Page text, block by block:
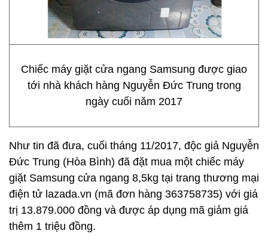
Chiếc máy giặt cửa ngang Samsung được giao
tới nhà khách hàng Nguyễn Đức Trung trong
ngày cuối năm 2017
Như tin đã đưa, cuối tháng 11/2017, độc giả Nguyễn
Đức Trung (Hòa Bình) đã đặt mua một chiếc máy
giặt Samsung cửa ngang 8,5kg tại trang thương mại
điện tử lazada.vn (mã đơn hàng 363758735) với giá
trị 13.879.000 đồng và được áp dụng mã giảm giá
thêm 1 triệu đồng.